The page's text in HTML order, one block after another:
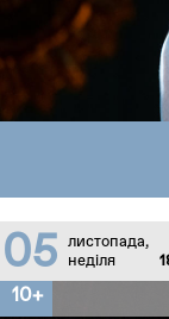
05
листопада,
неділя
10+